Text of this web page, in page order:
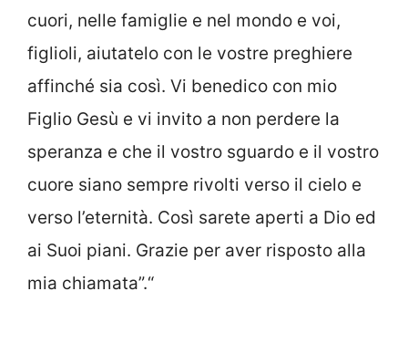
cuori, nelle famiglie e nel mondo e voi,
figlioli, aiutatelo con le vostre preghiere
affinché sia così. Vi benedico con mio
Figlio Gesù e vi invito a non perdere la
speranza e che il vostro sguardo e il vostro
cuore siano sempre rivolti verso il cielo e
verso l’eternità. Così sarete aperti a Dio ed
ai Suoi piani. Grazie per aver risposto alla
mia chiamata”.“